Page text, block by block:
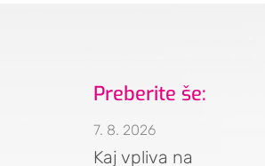
Preberite še:
7. 8. 2026
Kaj vpliva na